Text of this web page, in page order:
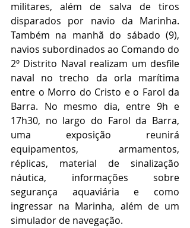
militares, além de salva de tiros
disparados por navio da Marinha.
Também na manhã do sábado (9),
navios subordinados ao Comando do
2º Distrito Naval realizam um desfile
naval no trecho da orla marítima
entre o Morro do Cristo e o Farol da
Barra. No mesmo dia, entre 9h e
17h30, no largo do Farol da Barra,
uma exposição reunirá
equipamentos, armamentos,
réplicas, material de sinalização
náutica, informações sobre
segurança aquaviária e como
ingressar na Marinha, além de um
simulador de navegação.